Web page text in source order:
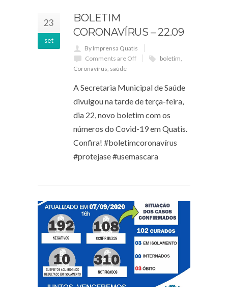
23
set
BOLETIM
CORONAVÍRUS – 22.09
By Imprensa Quatis
Comments are Off
boletim,
Coronavírus, saúde
A Secretaria Municipal de Saúde
divulgou na tarde de terça-feira,
dia 22, novo boletim com os
números do Covid-19 em Quatis.
Confira! #boletimcoronavírus
#protejase #usemascara